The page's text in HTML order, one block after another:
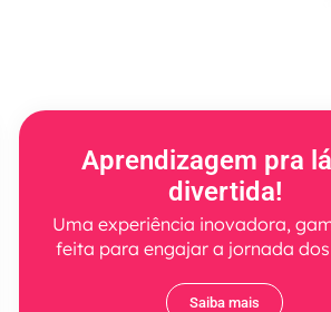
Aprendizagem pra
divertida!
Uma experiência inovadora,
feita para engajar a jornada
Saiba mais